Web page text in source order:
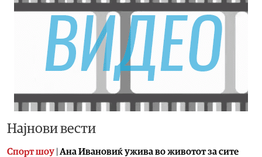
Најнови вести
Спорт шоу Aна Ивановиќ ужива во животот за сите